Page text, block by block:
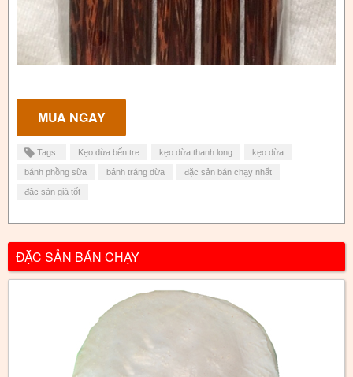
Tags: Kẹo dừa bến tre kẹo dừa thanh long kẹo dừa
bánh phồng sữa bánh tráng dừa đặc sản bán chạy nhất
đặc sản giá tốt
ĐẶC SẢN BÁN CHẠY